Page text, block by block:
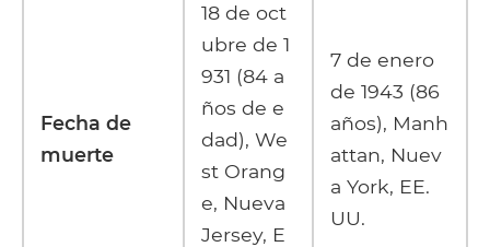
Fecha de
muerte
18 de oct
ubre de 1
931 (84 a
ños de e
dad), We
st Orang
e, Nueva
Jersey, E
7 de enero
de 1943 (86
años), Manh
attan, Nuev
a York, EE.
UU.